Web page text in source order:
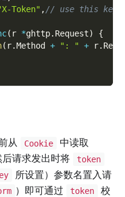
Token" ,// use this key
( r *ghttp. Request)
{
( r.Method + ": " + r.
从 Cookie 中读取
后请求发出时将 token
所设置）参数名置入请
）即可通过 token
校